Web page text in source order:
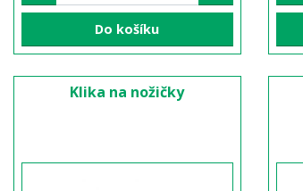
Do košíku
Klika na nožičky